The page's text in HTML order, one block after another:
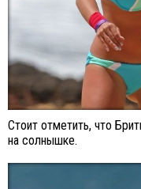
Стоит отметить, что
на солнышке.